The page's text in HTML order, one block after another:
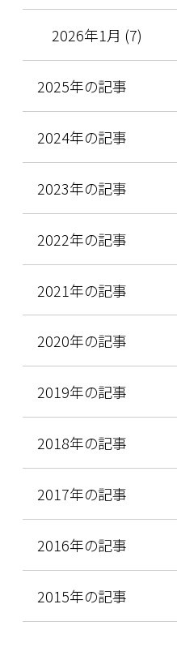
2026年1月 (7)
2025年の記事
2024年の記事
2023年の記事
2022年の記事
2021年の記事
2020年の記事
2019年の記事
2018年の記事
2017年の記事
2016年の記事
2015年の記事